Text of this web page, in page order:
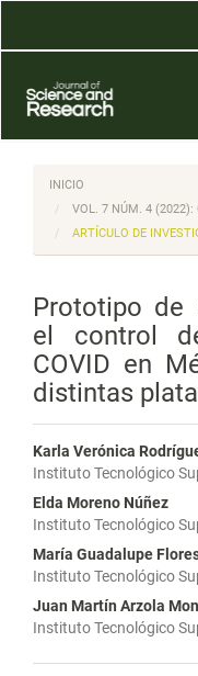
Contenido
Barra
lateral
INICIO
VOL. 7 NÚM. 4 (2022):
ARTÍCULO DE
Prototipo de
el control
COVID en
distintas
Karla Verónica
Instituto Tecnológico
Elda Moreno Núñez
Instituto Tecnológico
María Guadalupe
Instituto Tecnológico
Juan Martín Arzola
Instituto Tecnológico